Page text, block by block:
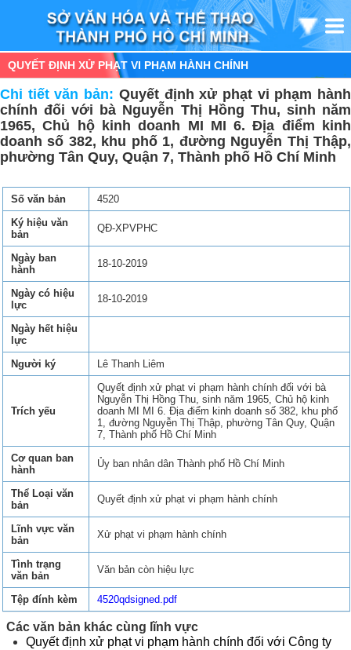
QUYẾT ĐỊNH XỬ PHẠT VI PHẠM HÀNH CHÍNH
Chi tiết văn bản: Quyết định xử phạt vi phạm hành
chính đối với bà Nguyễn Thị Hồng Thu, sinh năm
1965, Chủ hộ kinh doanh MI MI 6. Địa điểm kinh
doanh số 382, khu phố 1, đường Nguyễn Thị Thập,
phường Tân Quy, Quận 7, Thành phố Hồ Chí Minh
Số văn bản
4520
Ký hiệu văn
bản
QĐ-XPVPHC
Ngày ban
hành
18-10-2019
Ngày có hiệu
lực
18-10-2019
Ngày hết hiệu
lực
Người ký
Lê Thanh Liêm
Trích yếu
Quyết định xử phạt vi phạm hành chính đối với bà
Nguyễn Thị Hồng Thu, sinh năm 1965, Chủ hộ kinh
doanh MI MI 6. Địa điểm kinh doanh số 382, khu phố
1, đường Nguyễn Thị Thập, phường Tân Quy, Quận
7, Thành phố Hồ Chí Minh
Cơ quan ban
hành
Ủy ban nhân dân Thành phố Hồ Chí Minh
Thể Loại văn
bản
Quyết định xử phạt vi phạm hành chính
Lĩnh vực văn
bản
Xử phạt vi phạm hành chính
Tình trạng
văn bản
Văn bản còn hiệu lực
Tệp đính kèm 4520qdsigned.pdf
Các văn bản khác cùng lĩnh vực
Quyết định xử phạt vi phạm hành chính đối với Công ty